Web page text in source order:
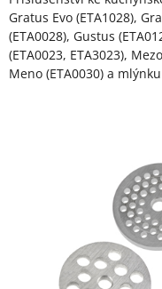
Gratus Evo (ETA1028),
(ETA0028), Gustus
(ETA0023, ETA3023),
Meno (ETA0030) a